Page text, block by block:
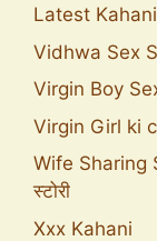
Latest
Vidhwa Sex
Virgin Boy
Virgin Girl ki
Wife Sharing
स्टोरी
Xxx Kahani